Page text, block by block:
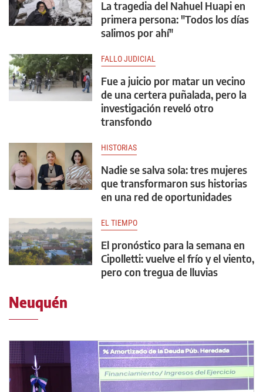
La tragedia del Nahuel Huapi en
primera persona: "Todos los días
salimos por ahí"
FALLO JUDICIAL
Fue a juicio por matar un vecino
de una certera puñalada, pero la
investigación reveló otro
transfondo
HISTORIAS
Nadie se salva sola: tres mujeres
que transformaron sus historias
en una red de oportunidades
EL TIEMPO
El pronóstico para la semana en
Cipolletti: vuelve el frío y el viento,
pero con tregua de lluvias
Neuquén